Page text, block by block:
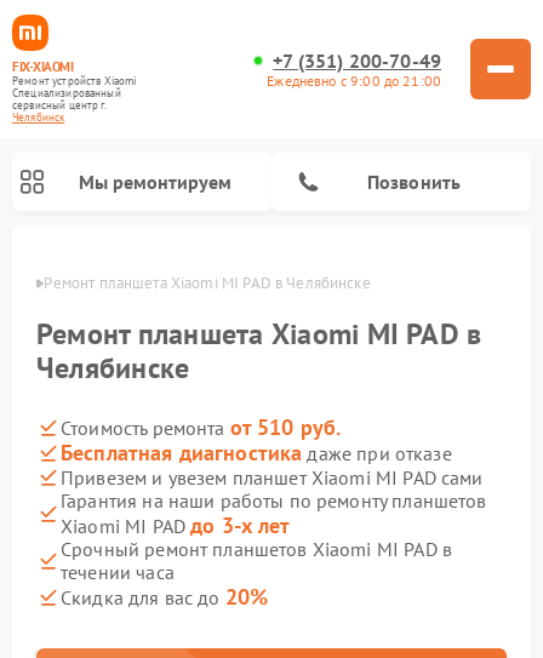
FIX-XIAOMI
Ремонт устройств Xiaomi
Специализированный
cервисный центр г.
Челябинск
+7 (351) 200-70-49
Ежедневно с 9:00 до 21:00
Мы ремонтируем Позвонить
Ремонт планшета Xiaomi MI PAD в Челябинске
Ремонт планшета Xiaomi MI PAD в
Челябинске
Стоимость ремонта от 510 руб.
Бесплатная диагностика даже при отказе
Привезем и увезем планшет Xiaomi MI PAD сами
Гарантия на наши работы по ремонту планшетов
Xiaomi MI PADдо 3-х лет
Срочный ремонт планшетов Xiaomi MI PAD в
течении часа
Скидка для вас до 20%